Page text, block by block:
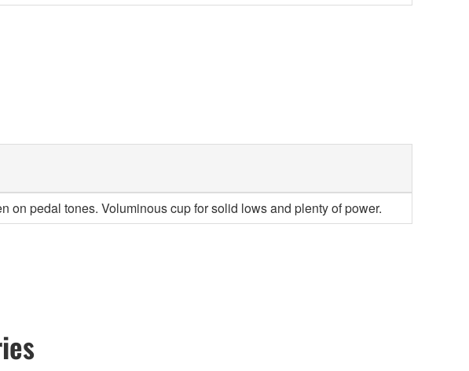
on pedal tones. Voluminous cup for solid lows and plenty of power.